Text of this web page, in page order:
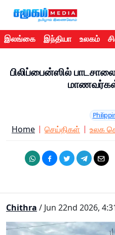
இலங்கை இந்தியா உலகம்
பிலிப்பைன்ஸில்
மாணவர்கள்
Home செய்திகள் உலக
Chithra / Jun 22nd 2026,